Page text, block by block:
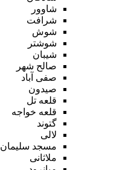
شاوور
شرافت
شوش
شوشتر
شیبان
صالح شهر
صفی آباد
صیدون
قلعه تل
قلعه خواجه
گتوند
لالی
مسجد سلیمان
ملاثانی